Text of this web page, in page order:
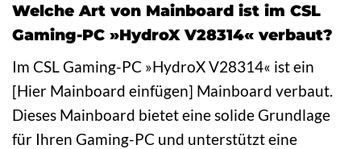
Welche Art von Mainboard ist im CSL
Gaming-PC »HydroX V28314« verbaut?
Im CSL Gaming-PC »HydroX V28314« ist ein
[Hier Mainboard einfügen] Mainboard verbaut.
Dieses Mainboard bietet eine solide Grundlage
für Ihren Gaming-PC und unterstützt eine